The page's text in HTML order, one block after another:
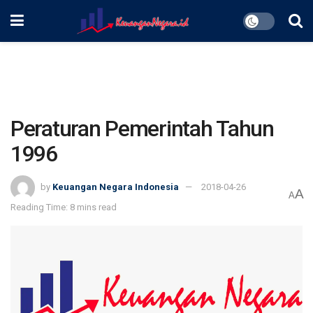
Peraturan Pemerintah Tahun
1996
by Keuangan Negara Indonesia
2018-04-26
Reading Time: 8 mins read
AA